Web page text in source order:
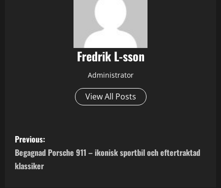
Fredrik L-sson
Administrator
View All Posts
P
o
s
Previous:
Begagnad Porsche 911 – ikonisk sportbil och eftertraktad
klassiker